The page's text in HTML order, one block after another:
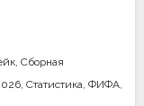
, Сборная
, Статистика, ФИФА,